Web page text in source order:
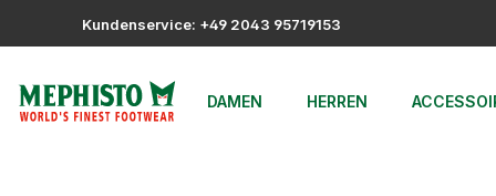
Hauptinhalt springen
Zur Suche springen
Zur Hauptnavigation springen
Kundenservice: +49 2043 95719153
DAMEN HERREN